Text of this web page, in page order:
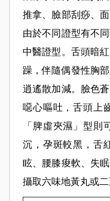
推拿、臉部刮痧、
由於不同證型有不
中醫證型。舌頭暗
躁，伴隨偶發性胸
逍遙散加減。臉色
噁心嘔吐，舌頭上
「脾虛夾濕」型則
沉，孕斑較黑，舌
眩、腰膝痠軟、失
攝取六味地黃丸或二